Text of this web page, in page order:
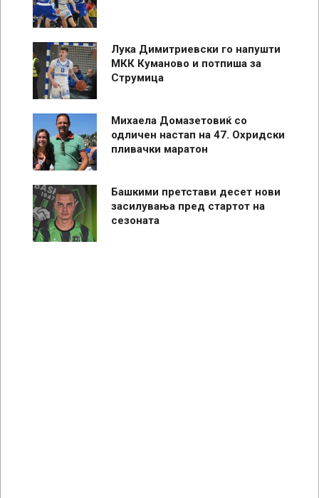
Лука Димитриевски го напушти
МКК Куманово и потпиша за
Струмица
Михаела Домазетовиќ со
одличен настап на 47. Охридски
пливачки маратон
Башкими претстави десет нови
засилувања пред стартот на
сезоната